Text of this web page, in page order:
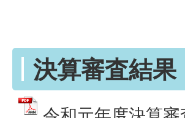
決算審査結果